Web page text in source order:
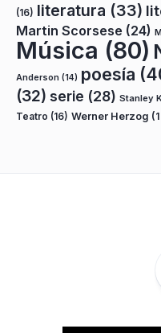
(16) literatura (33)
Martin Scorsese (24)
Música (80)
Anderson (14) poesía
(32) serie (28) Stanley
Teatro (16) Werner Herzog